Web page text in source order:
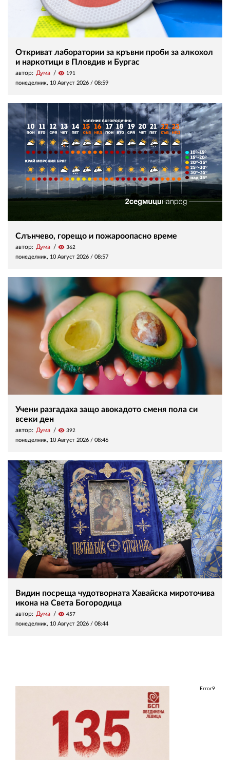
Откриват лаборатории за кръвни проби за алкохол
и наркотици в Пловдив и Бургас
автор: Дума visibility 191
понеделник, 10 Август 2026 / 08:59
Слънчево, горещо и пожароопасно време
автор: Дума visibility 362
понеделник, 10 Август 2026 / 08:57
Учени разгадаха защо авокадото сменя пола си
всеки ден
автор: Дума visibility 392
понеделник, 10 Август 2026 / 08:46
Видин посреща чудотворната Хавайска мироточива
икона на Света Богородица
автор: Дума visibility 457
понеделник, 10 Август 2026 / 08:44
Error9